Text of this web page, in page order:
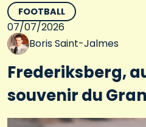
FOOTBALL
07/07/2026
Boris Saint-Jalmes
Frederiksberg,
souvenir du